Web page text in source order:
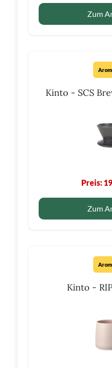
Zum
Kinto - SCS
Preis:
Zum
Kinto -